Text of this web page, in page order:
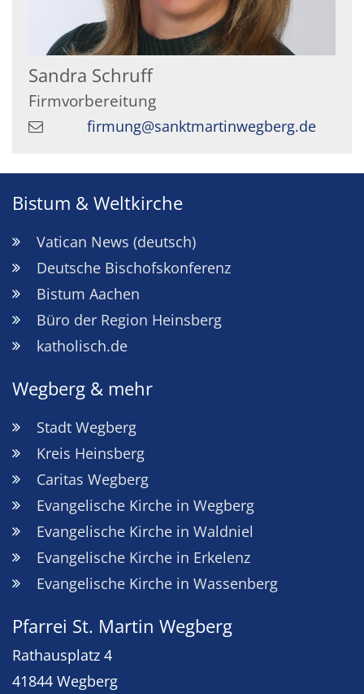
Sandra Schruff
Firmvorbereitung
firmung@sanktmartinwegberg.de
Bistum & Weltkirche
Vatican News (deutsch)
Deutsche Bischofskonferenz
Bistum Aachen
Büro der Region Heinsberg
katholisch.de
Wegberg & mehr
Stadt Wegberg
Kreis Heinsberg
Caritas Wegberg
Evangelische Kirche in Wegberg
Evangelische Kirche in Waldniel
Evangelische Kirche in Erkelenz
Evangelische Kirche in Wassenberg
Pfarrei St. Martin Wegberg
Rathausplatz 4
41844 Wegberg